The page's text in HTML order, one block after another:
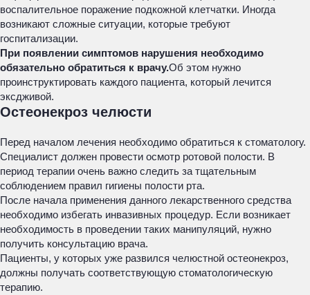
воспалительное поражение подкожной клетчатки. Иногда
возникают сложные ситуации, которые требуют
госпитализации.
При появлении симптомов нарушения необходимо
обязательно обратиться к врачу.Об этом нужно
проинструктировать каждого пациента, который лечится
эксдживой.
Остеонекроз челюсти
Перед началом лечения необходимо обратиться к стоматологу.
Специалист должен провести осмотр ротовой полости. В
период терапии очень важно следить за тщательным
соблюдением правил гигиены полости рта.
После начала применения данного лекарственного средства
необходимо избегать инвазивных процедур. Если возникает
необходимость в проведении таких манипуляций, нужно
получить консультацию врача.
Пациенты, у которых уже развился челюстной остеонекроз,
должны получать соответствующую стоматологическую
терапию.